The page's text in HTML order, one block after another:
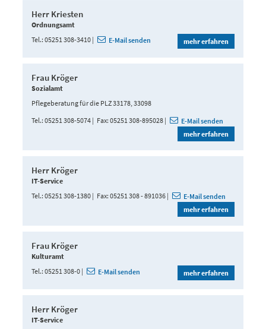
Herr Kriesten
Ordnungsamt
Tel. 05251 308-3410 E-Mail senden mehr erfahren
Frau Kröger
Sozialamt
Pflegeberatung für die PLZ 33178, 33098
Tel. 05251 308-5074 Fax 05251 308-895028
E-Mail senden
mehr erfahren
Herr Kröger
IT-Service
Tel. 05251 308-1380 Fax 05251 308 - 891036
E-Mail senden
mehr erfahren
Frau Kröger
Kulturamt
Tel. 05251 308-0 E-Mail senden mehr erfahren
Herr Kröger
IT-Service